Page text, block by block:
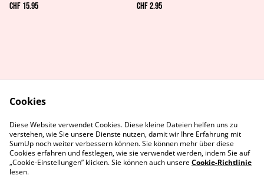
CHF 15.95
CHF 2.95
Datenschutz
Cookie-Richtlinie
Kontaktiere uns
Cookies
Diese Website verwendet Cookies. Diese kleine Dateien helfen uns zu
verstehen, wie Sie unsere Dienste nutzen, damit wir Ihre Erfahrung mit
SumUp noch weiter verbessern können. Sie können mehr über diese
Cookies erfahren und festlegen, wie sie verwendet werden, indem Sie auf
„Cookie-Einstellungen” klicken. Sie können auch unsereCookie-Richtlinie
lesen.